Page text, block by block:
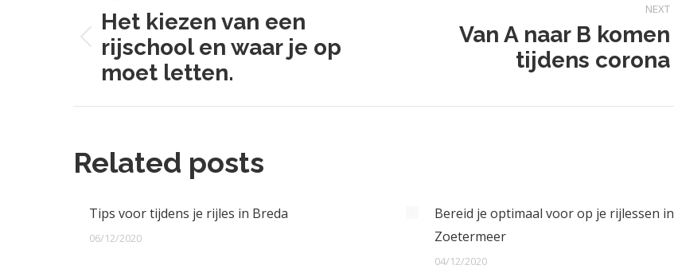
navigation
Previous
post:
Het kiezen van een
rijschool en waar je op
moet letten.
NEXT
Van A naar B komen
tijdens corona
Related posts
Tips voor tijdens je rijles in Breda
06/12/2020
Bereid je optimaal voor op je rijlessen in
Zoetermeer
04/12/2020